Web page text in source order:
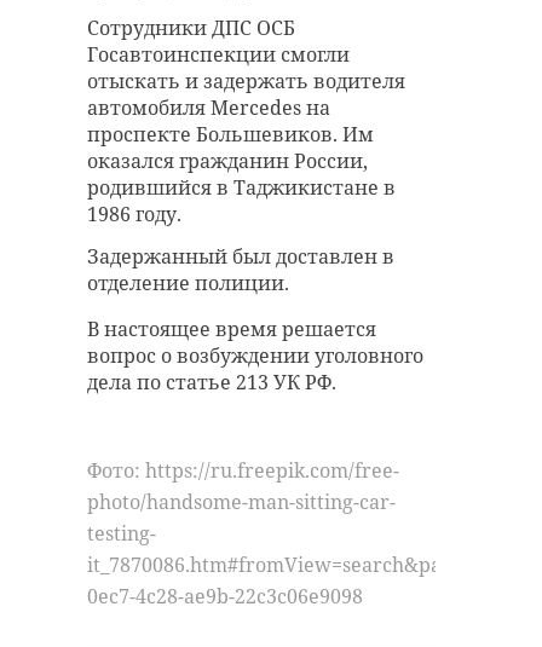
Сотрудники ДПС ОСБ
Госавтоинспекции смогли
отыскать и задержать водителя
автомобиля Mercedes на
проспекте Большевиков. Им
оказался гражданин России,
родившийся в Таджикистане в
1986 году.
Задержанный был доставлен в
отделение полиции.
В настоящее время решается
вопрос о возбуждении уголовного
дела по статье 213 УК РФ.
Фото: https://ru.freepik.com/free-
photo/handsome-man-sitting-car-
testing-
0ec7-4c28-ae9b-22c3c06e9098